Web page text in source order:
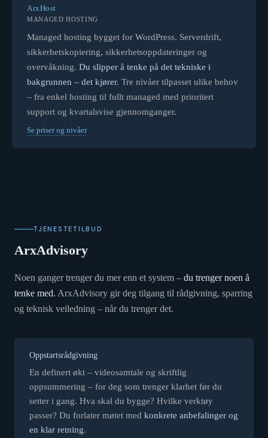
ArxHost
MANAGED HOSTING
Managed hosting bygget for WordPress. Serverdrift,
sikkerhetskopiering, sikkerhetsoppdateringer og
overvåkning. Du slipper å tenke på det tekniske i
bakgrunnen – det kjører. Tre nivåer tilpasset ulike behov
– fra enkel hosting til fullt managed med prioritert
support og kvartalsvise gjennomganger.
Se priser og nivåer
TJENESTETILBUD
ArxAdvisory
Noen ganger trenger du mer enn et system – du trenger noen å
tenke med. ArxAdvisory gir deg tilgang til rådgivning, sparring
og teknisk veiledning – når du trenger det.
Oppstartsrådgivning
En definert økt – videosamtale og skriftlig
oppsummering – for deg som trenger klarhet før du
setter i gang. Hva skal du bygge? Hvilke verktøy
passer? Du forlater møtet med konkrete anbefalinger og
en klar retning.